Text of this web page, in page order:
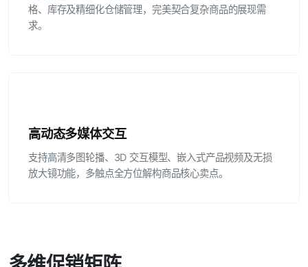
格、库存及精细化仓储管理，完美契合复杂商品的展现需
求。
高动态多媒体交互
支持高清多图轮播、3D 交互模型、嵌入式产品视频及无损
放大镜功能，多触点全方位解构商品核心卖点。